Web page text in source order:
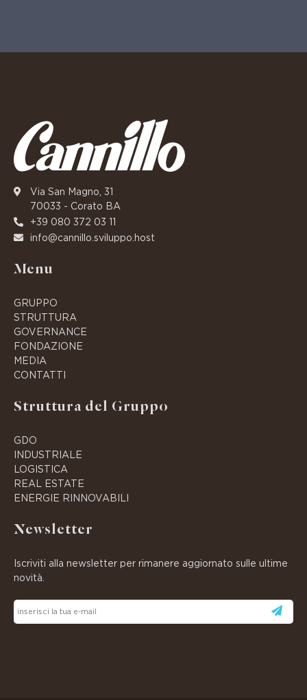
Via San Magno, 31
70033 - Corato BA
+39 080 372 03 11
info@cannillo.sviluppo.host
Menu
GRUPPO
STRUTTURA
GOVERNANCE
FONDAZIONE
MEDIA
CONTATTI
Struttura del Gruppo
GDO
INDUSTRIALE
LOGISTICA
REAL ESTATE
ENERGIE RINNOVABILI
Newsletter
Iscriviti alla newsletter per rimanere aggiornato sulle ultime
novità.